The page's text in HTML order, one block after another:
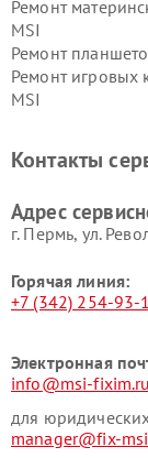
Ремонт
MSI
Ремонт
Ремонт игровых
MSI
Контакты
Адрес
г. Пермь, ул.
Горячая линия:
+7 (342) 254-93-
Электронная
info@msi-fixim.ru
для
manager@fix-